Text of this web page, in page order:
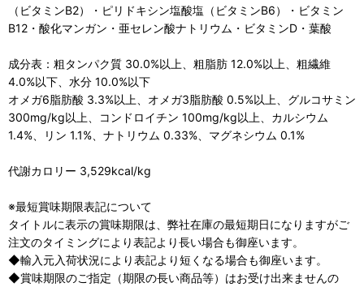
（ビタミンB2）・ピリドキシン塩酸塩（ビタミンB6）・ビタミン
B12・酸化マンガン・亜セレン酸ナトリウム・ビタミンD・葉酸
成分表：粗タンパク質 30.0%以上、粗脂肪 12.0%以上、粗繊維
4.0%以下、水分 10.0%以下
オメガ6脂肪酸 3.3%以上、オメガ3脂肪酸 0.5%以上、グルコサミン
300mg/kg以上、コンドロイチン 100mg/kg以上、カルシウム
1.4%、リン 1.1%、ナトリウム 0.33%、マグネシウム 0.1%
代謝カロリー 3,529kcal/kg
※最短賞味期限表記について
タイトルに表示の賞味期限は、弊社在庫の最短期日になりますがご
注文のタイミングにより表記より長い場合も御座います。
◆輸入元入荷状況により表記より短くなる場合も御座います。
◆賞味期限のご指定（期限の長い商品等）はお受け出来ませんの